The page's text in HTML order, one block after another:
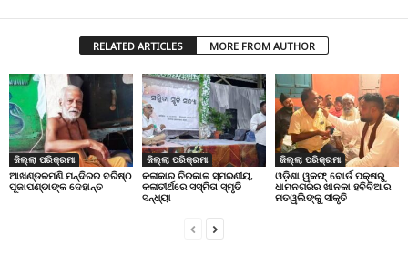
RELATED ARTICLES MORE FROM AUTHOR
ଜିଲ୍ଲା ପରିକ୍ରମା
ଆଖଣ୍ଡଳମଣି ମନ୍ଦିରର ବରିଷ୍ଠ
ପୂଜାପଣ୍ଡାଙ୍କ ଦେହାନ୍ତ
ଜିଲ୍ଲା ପରିକ୍ରମା
କଳାକାର ଚିରକାଳ ସ୍ମରଣୀୟ,
କଳାତୀର୍ଥରେ ସସ୍ମିତା ସ୍ମୃତି
ସନ୍ଧ୍ୟା
ଜିଲ୍ଲା ପରିକ୍ରମା
ଓଡ଼ିଶା ୱକଫ୍ ବୋର୍ଡ ପକ୍ଷରୁ
ଧାମନଗରର ଖାନକା ହବିବିଆର
ମତୱଲିଙ୍କୁ ସୀକୃତି